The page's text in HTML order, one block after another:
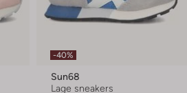
-40%
Sun68
Lage sneakers